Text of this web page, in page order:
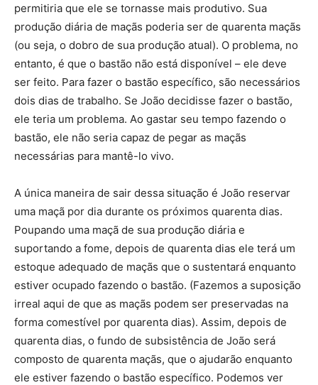
permitiria que ele se tornasse mais produtivo. Sua
produção diária de maçãs poderia ser de quarenta maçãs
(ou seja, o dobro de sua produção atual). O problema, no
entanto, é que o bastão não está disponível – ele deve
ser feito. Para fazer o bastão específico, são necessários
dois dias de trabalho. Se João decidisse fazer o bastão,
ele teria um problema. Ao gastar seu tempo fazendo o
bastão, ele não seria capaz de pegar as maçãs
necessárias para mantê-lo vivo.
A única maneira de sair dessa situação é João reservar
uma maçã por dia durante os próximos quarenta dias.
Poupando uma maçã de sua produção diária e
suportando a fome, depois de quarenta dias ele terá um
estoque adequado de maçãs que o sustentará enquanto
estiver ocupado fazendo o bastão. (Fazemos a suposição
irreal aqui de que as maçãs podem ser preservadas na
forma comestível por quarenta dias). Assim, depois de
quarenta dias, o fundo de subsistência de João será
composto de quarenta maçãs, que o ajudarão enquanto
ele estiver fazendo o bastão específico. Podemos ver